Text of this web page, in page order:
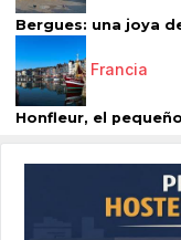
Bergues: una joya
Francia
Honfleur, el